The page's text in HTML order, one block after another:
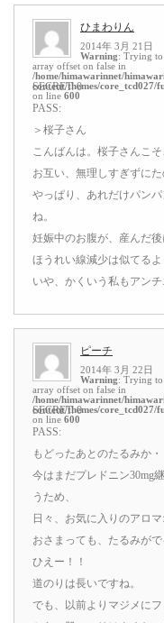
ひまわりん
2014年 3月 21日
Warning: Trying to
array offset on false in
/home/himawarinnet/
content/themes/core_tcd027/
on line 600
SECRET: 0
PASS:
＞桜子さん
こんばんは。桜子さんこ
お互い、無理しすぎずに
やっぱり、あれだけパン
ね。
妊娠中のお腹が、産んだ
ほうれい線減少は似てるよ
いや、かくいう私もアン
ピーチ
2014年 3月 22日
Warning: Trying to
array offset on false in
/home/himawarinnet/
content/themes/core_tcd027/
on line 600
SECRET: 0
PASS:
もどったあとのたるみか・
今はまだプレドニン30mg
うため、
日々、お気に入りのアロ
おさまっても、たるみが
ひえー！！
道のりは長いですね。
でも、以前よりマジメに